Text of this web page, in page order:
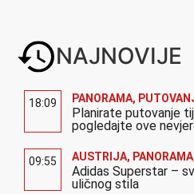
NAJNOVIJE
18:09 PANORAMA,
Planirate putovanje
pogledajte ove
09:55 AUSTRIJA, PANORAMA
Adidas Superstar –
uličnog stila